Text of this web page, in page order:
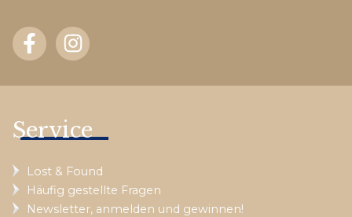
Service
Lost & Found
Häufig gestellte Fragen
Newsletter, anmelden und gewinnen!